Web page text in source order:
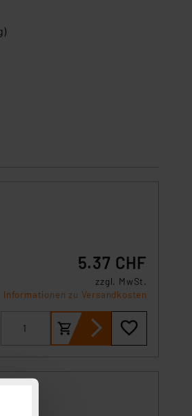
5.37 CHF
zzgl. MwSt.
Informationen zu Versandkosten